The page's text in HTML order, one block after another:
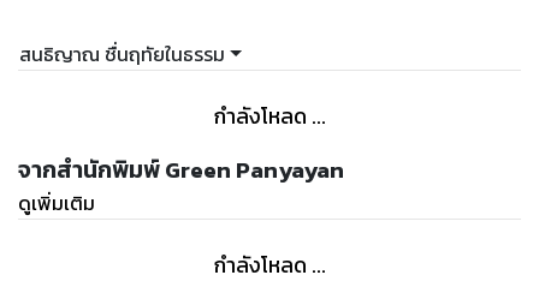
ซื้อก็ต้องทรงซื้อรถ Second Hand เพราะเงินไม่พอ...” นี่คือสิ่งที่
สนธิญาณ ชื่นฤทัยในธรรม
กำลังโหลด ...
จากสำนักพิมพ์ Green Panyayan
ดูเพิ่มเติม
กำลังโหลด ...